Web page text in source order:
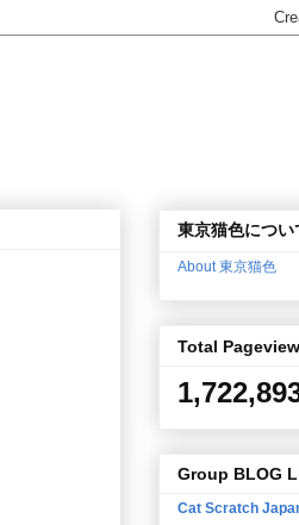
東京猫色につい
About 東京猫色
Total
Group BLOG
Cat Scratch